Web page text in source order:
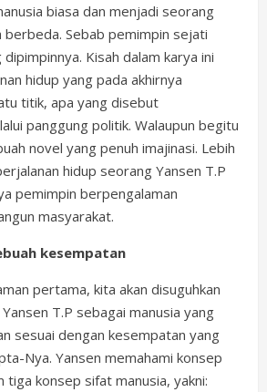
biasa dan menjadi seorang
Sebab pemimpin sejati
Kisah dalam karya ini
hidup yang pada akhirnya
titik, apa yang disebut
panggung politik. Walaupun begitu
novel yang penuh imajinasi. Lebih
hidup seorang Yansen T.P
pemimpin berpengalaman
masyarakat.
kesempatan
pertama, kita akan disuguhkan
T.P sebagai manusia yang
sesuai dengan kesempatan yang
Nya. Yansen memahami konsep
tiga konsep sifat manusia, yakni: